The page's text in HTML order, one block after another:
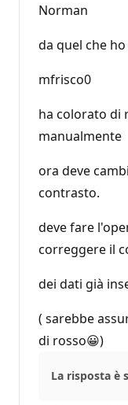
u
t
n
Norman
da quel che
mfrisco0
ha colorato di
manualmente
ora deve
contrasto.
deve fare
correggere il
dei dati già
( sarebbe
di rosso😀)
La risposta è